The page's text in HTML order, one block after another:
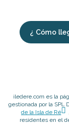
¿ Cómo
iledere.com es la
gestionada por la SPL
de la Isla de Ré
residentes en el